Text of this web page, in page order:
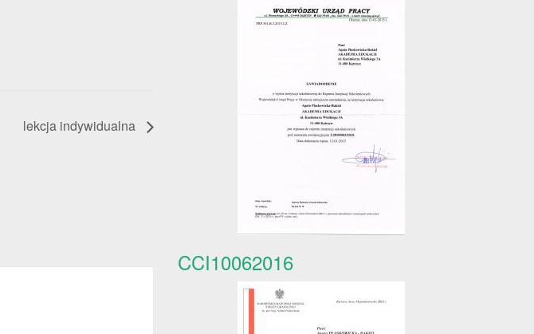
lekcja indywidualna
CCI10062016